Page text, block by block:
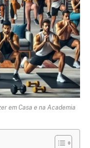
em Casa e na Academia